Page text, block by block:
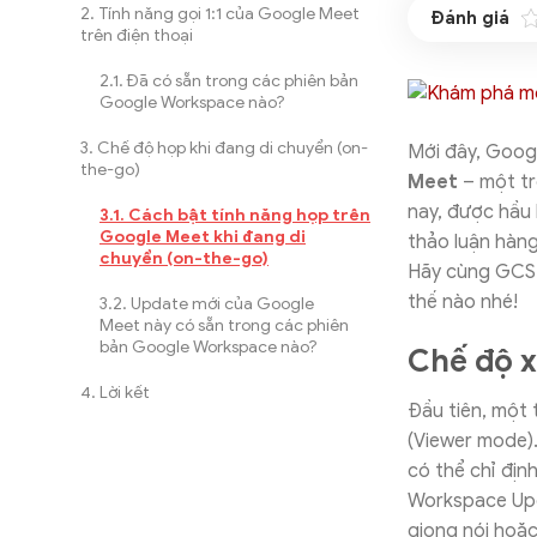
Tính năng gọi 1:1 của Google Meet
trên điện thoại
Đã có sẵn trong các phiên bản
Google Workspace nào?
Chế độ họp khi đang di chuyển (on-
the-go)
Cách bật tính năng họp trên
Google Meet khi đang di
chuyển (on-the-go)
Update mới của Google
Meet này có sẵn trong các phiên
bản Google Workspace nào?
Lời kết
Mới đây,
Meet – một
nay, được
thảo luận
Hãy cùng
thế nào nhé!
Chế độ
Đầu tiên, một
(Viewer
có thể chỉ
Workspace
giọng nói